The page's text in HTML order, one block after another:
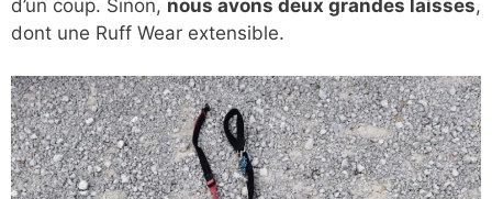
d’un coup. Sinon, nous avons deux grandes laisses,
dont une Ruff Wear extensible.